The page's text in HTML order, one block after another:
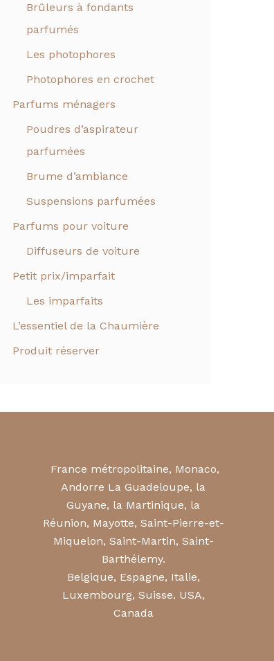
Brûleurs à fondants
parfumés
Les photophores
Photophores en crochet
Parfums ménagers
Poudres d’aspirateur
parfumées
Brume d’ambiance
Suspensions parfumées
Parfums pour voiture
Diffuseurs de voiture
Petit prix/imparfait
Les imparfaits
L’essentiel de la Chaumière
Produit réserver
France métropolitaine, Monaco,
Andorre La Guadeloupe, la
Guyane, la Martinique, la
Réunion, Mayotte, Saint-Pierre-et-
Miquelon, Saint-Martin, Saint-
Barthélemy.
Belgique, Espagne, Italie,
Luxembourg, Suisse. USA,
Canada